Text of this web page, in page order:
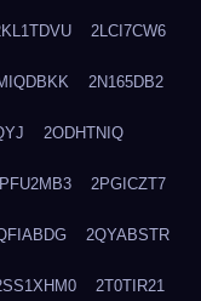
2LCI7CW6
2N165DB2
2ODHTNIQ
2PGICZT7
2QYABSTR
2T0TIR21